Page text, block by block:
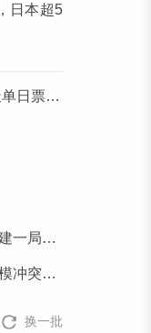
日本超5
房破亿
地块项目
最高水平
换一批